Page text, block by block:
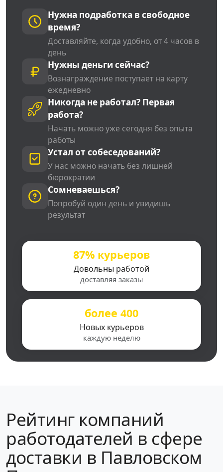
Нужна подработка в свободное
время?
Доставляйте, когда удобно, от 4 часов в
день
Нужны деньги сейчас?
Вознаграждение поступает на карту
ежедневно
Никогда не работал? Первая
работа?
Начать можно уже сегодня без опыта
работы
Устал от собеседований?
У нас можно начать без лишней
бюрократии
Сомневаешься?
Попробуй один день и увидишь
результат
87% курьеров
Довольны работой
доставляя заказы
более 400
Новых курьеров
каждую неделю
Рейтинг компаний
работодателей в сфере
доставки в Павловском